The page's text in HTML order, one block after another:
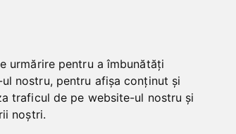
urmărire pentru a îmbunătăți
nostru, pentru afișa conținut și
traficul de pe website-ul nostru și
noștri.